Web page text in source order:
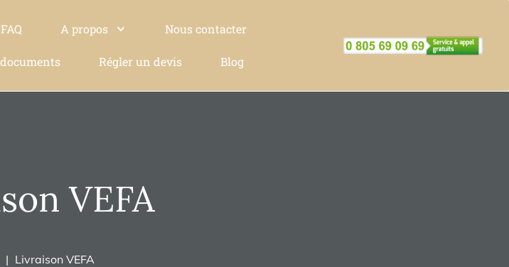
FAQ A propos Nous contacter
Régler un devis Blog
VEFA
Livraison VEFA